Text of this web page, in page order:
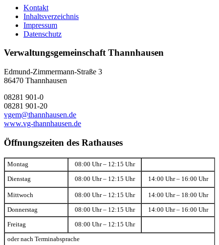
Kontakt
Inhaltsverzeichnis
Impressum
Datenschutz
Verwaltungsgemeinschaft Thannhausen
Edmund-Zimmermann-Straße 3
86470 Thannhausen
08281 901-0
08281 901-20
vgem@thannhausen.de
www.vg-thannhausen.de
Öffnungszeiten des Rathauses
Montag 08:00 Uhr – 12:15 Uhr
Dienstag 08:00 Uhr – 12:15 Uhr 14:00 Uhr – 16:00 Uhr
Mittwoch 08:00 Uhr – 12:15 Uhr 14:00 Uhr – 18:00 Uhr
Donnerstag 08:00 Uhr – 12:15 Uhr 14:00 Uhr – 16:00 Uhr
Freitag 08:00 Uhr – 12:15 Uhr
oder nach Terminabsprache